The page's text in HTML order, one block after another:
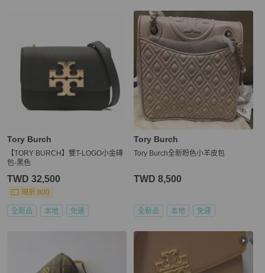
Tory Burch
【TORY BURCH】雙T-LOGO小金磚
包-黑色
TWD 32,500
現折 800
全新品 本地 免運
Tory Burch
Tory Burch全新粉色小羊皮包
TWD 8,500
全新品 本地 免運